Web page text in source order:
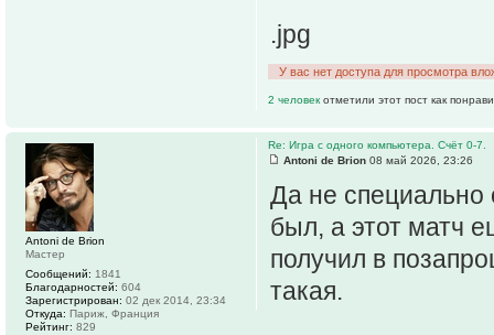
.jpg
У вас нет доступа для просмотра
2 человекотметили этот пост как
Re: Игра с одного компьютера. Счёт 0-7.
Antoni de Brion 08 май 2026, 23:26
Да не специально
был, а этот матч
получил в
такая.
Antoni de Brion
Мастер
Сообщений: 1841
Благодарностей: 604
Зарегистрирован: 02 дек 2014, 23:34
Откуда: Париж, Франция
Рейтинг: 829